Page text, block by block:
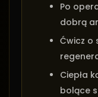
Po
dobrą
Ćwicz o
Ciepła
bolące